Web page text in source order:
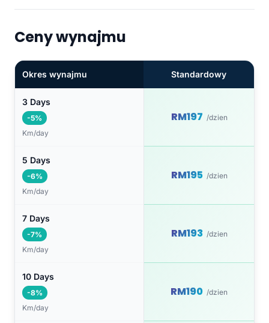
Ceny wynajmu
Okres wynajmu Standardowy
3 Days
-5%
Km/day
RM197 /dzien
5 Days
-6%
Km/day
RM195 /dzien
7 Days
-7%
Km/day
RM193 /dzien
10 Days
-8%
Km/day
RM190 /dzien